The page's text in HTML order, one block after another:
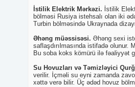
İstilik Elektrik Mərkəzi. İstilik
bölməsi Rusiya istehsalı olan iki
Turbin bölməsində Ukraynada
Əhəng müəssisəsi. Əhəng sexi
saflaşdırılmasında istifadə olunur.
Bu soba koks kömürü ilə fəaliyyət
Su Hovuzları və Təmizləyici
verilir. İçməli su eyni zamanda
xəttə verə bilir. Üç ədəd hovuz